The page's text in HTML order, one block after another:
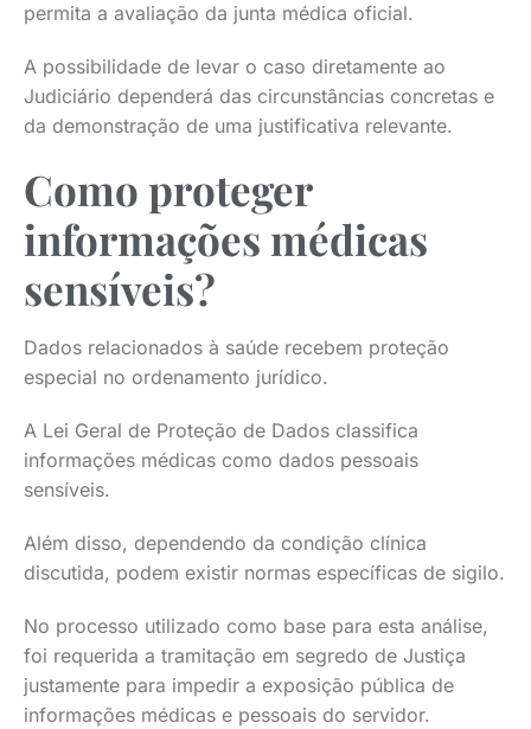
permita a avaliação da junta médica oficial.
A possibilidade de levar o caso diretamente ao
Judiciário dependerá das circunstâncias concretas e
da demonstração de uma justificativa relevante.
Como proteger
informações médicas
sensíveis?
Dados relacionados à saúde recebem proteção
especial no ordenamento jurídico.
A Lei Geral de Proteção de Dados classifica
informações médicas como dados pessoais
sensíveis.
Além disso, dependendo da condição clínica
discutida, podem existir normas específicas de sigilo.
No processo utilizado como base para esta análise,
foi requerida a tramitação em segredo de Justiça
justamente para impedir a exposição pública de
informações médicas e pessoais do servidor.